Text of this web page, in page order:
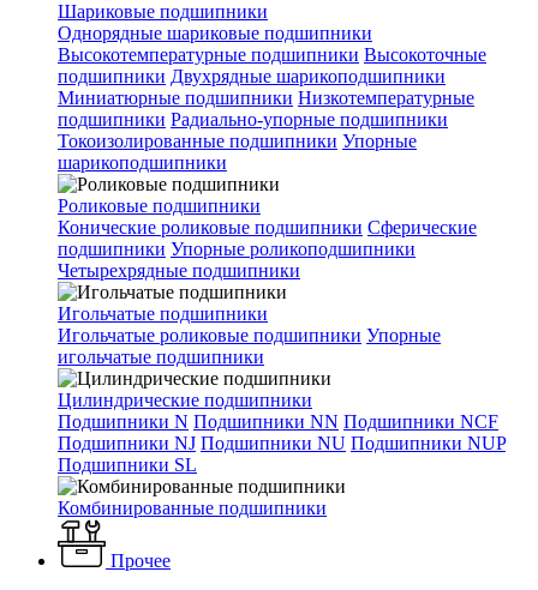
Шариковые подшипники
Однорядные шариковые подшипники
Высокотемпературные подшипники Высокоточные
подшипники Двухрядные шарикоподшипники
Миниатюрные подшипники Низкотемпературные
подшипники Радиально-упорные подшипники
Токоизолированные подшипники Упорные
шарикоподшипники
Роликовые подшипники
Конические роликовые подшипники Сферические
подшипники Упорные роликоподшипники
Четырехрядные подшипники
Игольчатые подшипники
Игольчатые роликовые подшипники Упорные
игольчатые подшипники
Цилиндрические подшипники
Подшипники N Подшипники NN Подшипники NCF
Подшипники NJ Подшипники NU Подшипники NUP
Подшипники SL
Комбинированные подшипники
Прочее